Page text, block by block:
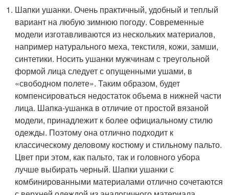
Шапки ушанки. Очень практичный, удобный и теплый
вариант на любую зимнюю погоду. Современные
модели изготавливаются из нескольких материалов,
например натурального меха, текстиля, кожи, замши,
синтетики. Носить ушанки мужчинам с треугольной
формой лица следует с опущенными ушами, в
«свободном полете». Таким образом, будет
компенсироваться недостаток объема в нижней части
лица. Шапка-ушанка в отличие от простой вязаной
модели, принадлежит к более официальному стилю
одежды. Поэтому она отлично подходит к
классическому деловому костюму и стильному пальто.
Цвет при этом, как пальто, так и головного убора
лучше выбирать черный. Шапки ушанки с
комбинированными материалами отлично сочетаются